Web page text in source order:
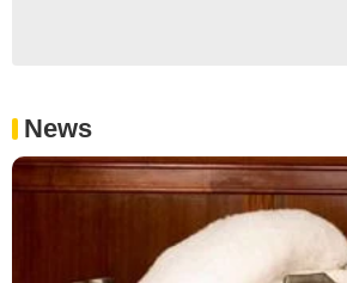
News